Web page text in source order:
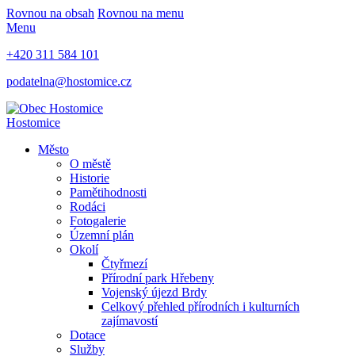
Rovnou na obsah Rovnou na menu
Menu
+420 311 584 101
podatelna@hostomice.cz
Hostomice
Město
O městě
Historie
Pamětihodnosti
Rodáci
Fotogalerie
Územní plán
Okolí
Čtyřmezí
Přírodní park Hřebeny
Vojenský újezd Brdy
Celkový přehled přírodních i kulturních
zajímavostí
Dotace
Služby